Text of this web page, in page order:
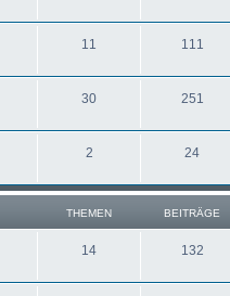
11 111
30 251
2 24
THEMEN BEITRÄGE
14 132